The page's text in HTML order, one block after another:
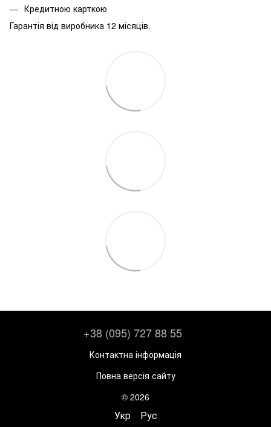
Кредитною карткою
Гарантія від виробника 12 місяців.
+38 (095) 727 88 55
Контактна інформація
Повна версія сайту
© 2026
Укр Рус